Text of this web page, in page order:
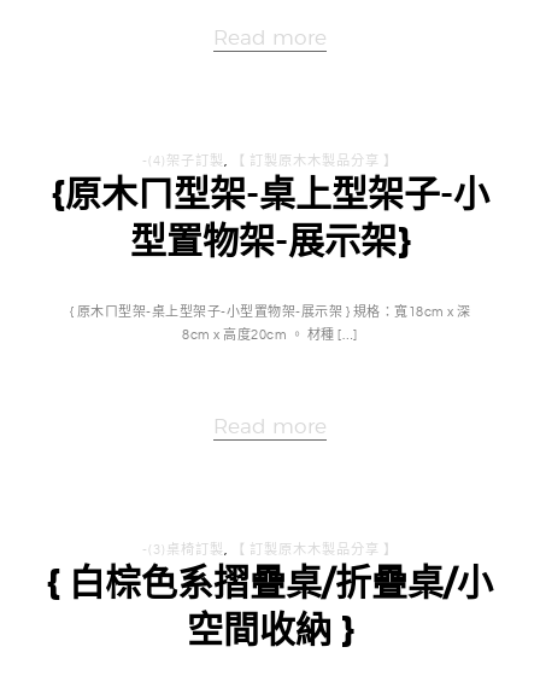
Read more
-(4)架子訂製, 【 訂製原木木製品分享 】
{原木ㄇ型架-桌上型架子-小
型置物架-展示架}
{ 原木ㄇ型架-桌上型架子-小型置物架-展示架 } 規格：寬18cm x 深
8cm x 高度20cm 。 材種 […]
Read more
-(3)桌椅訂製, 【 訂製原木木製品分享 】
{ 白棕色系摺疊桌/折疊桌/小
空間收納 }